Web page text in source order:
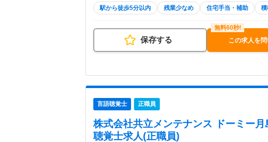
駅から徒歩5分以内 残業少なめ 住宅手当・補助 積
保存する この求人を
言語聴覚士 正職員
株式会社共立メンテナンス ドーミー月
聴覚士求人(正職員)